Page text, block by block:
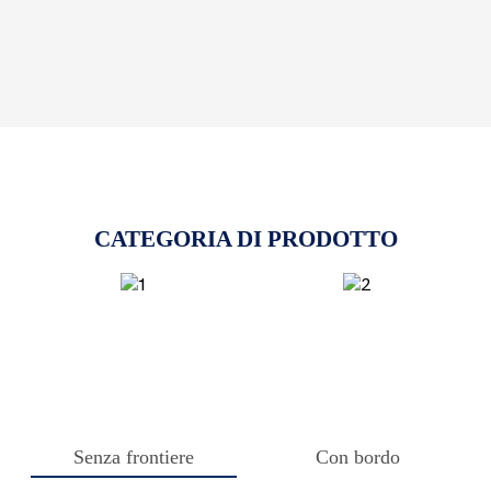
CATEGORIA DI PRODOTTO
Senza frontiere Con bordo